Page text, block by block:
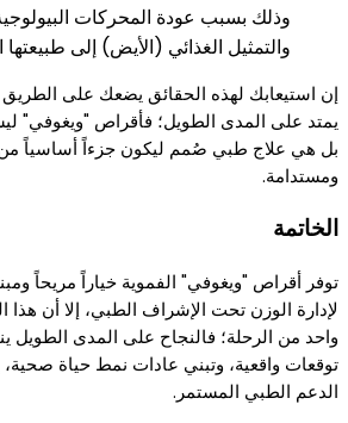
وذلك بسبب عودة المحركات
والتمثيل الغذائي (الأيض) إلى طبيعتها
إن استيعابك لهذه الحقائق يضعك على
يمتد على المدى الطويل؛ فأقراص "ويغوفي"
بل هي علاج طبي صُمم ليكون جزءاً أساسياً
ومستدامة.
الخاتمة
توفر أقراص "ويغوفي" الفموية خياراً مريحاً
لإدارة الوزن تحت الإشراف الطبي، إلا أن
واحد من الرحلة؛ فالنجاح على المدى الطويل
توقعات واقعية، وتبني عادات نمط حياة
الدعم الطبي المستمر.